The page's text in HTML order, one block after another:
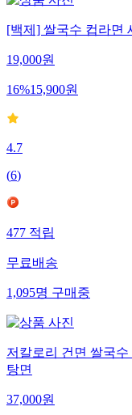
[백제] 쌀국수 컵라면
19,000원
16%15,900원
4.7
(6)
477 적립
무료배송
1,095명 구매중
저칼로리 건면 쌀국
탕면
37,000원